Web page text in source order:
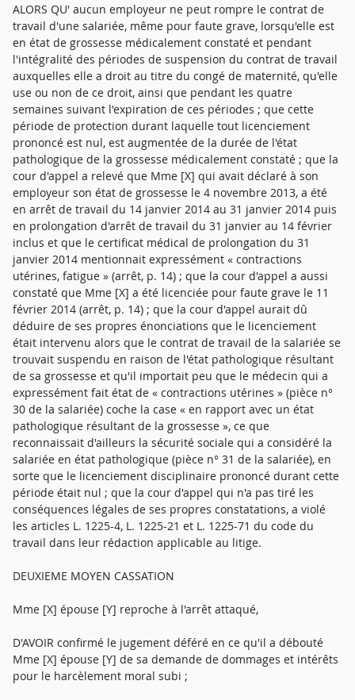
ALORS QU' aucun employeur ne peut rompre le contrat de
travail d'une salariée, même pour faute grave, lorsqu'elle est
en état de grossesse médicalement constaté et pendant
l'intégralité des périodes de suspension du contrat de travail
auxquelles elle a droit au titre du congé de maternité, qu'elle
use ou non de ce droit, ainsi que pendant les quatre
semaines suivant l'expiration de ces périodes ; que cette
période de protection durant laquelle tout licenciement
prononcé est nul, est augmentée de la durée de l'état
pathologique de la grossesse médicalement constaté ; que la
cour d'appel a relevé que Mme [X] qui avait déclaré à son
employeur son état de grossesse le 4 novembre 2013, a été
en arrêt de travail du 14 janvier 2014 au 31 janvier 2014 puis
en prolongation d'arrêt de travail du 31 janvier au 14 février
inclus et que le certificat médical de prolongation du 31
janvier 2014 mentionnait expressément « contractions
utérines, fatigue » (arrêt, p. 14) ; que la cour d'appel a aussi
constaté que Mme [X] a été licenciée pour faute grave le 11
février 2014 (arrêt, p. 14) ; que la cour d'appel aurait dû
déduire de ses propres énonciations que le licenciement
était intervenu alors que le contrat de travail de la salariée se
trouvait suspendu en raison de l'état pathologique résultant
de sa grossesse et qu'il importait peu que le médecin qui a
expressément fait état de « contractions utérines » (pièce n°
30 de la salariée) coche la case « en rapport avec un état
pathologique résultant de la grossesse », ce que
reconnaissait d'ailleurs la sécurité sociale qui a considéré la
salariée en état pathologique (pièce n° 31 de la salariée), en
sorte que le licenciement disciplinaire prononcé durant cette
période était nul ; que la cour d'appel qui n'a pas tiré les
conséquences légales de ses propres constatations, a violé
les articles L. 1225-4, L. 1225-21 et L. 1225-71 du code du
travail dans leur rédaction applicable au litige.
DEUXIEME MOYEN CASSATION
Mme [X] épouse [Y] reproche à l'arrêt attaqué,
D'AVOIR confirmé le jugement déféré en ce qu'il a débouté
Mme [X] épouse [Y] de sa demande de dommages et intérêts
pour le harcèlement moral subi ;